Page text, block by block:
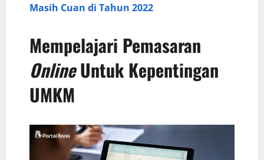
Masih Cuan di Tahun 2022
Mempelajari Pemasaran
OnlineUntuk Kepentingan
UMKM